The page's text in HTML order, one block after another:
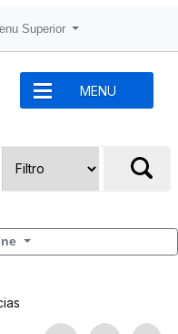
Superior
MENU